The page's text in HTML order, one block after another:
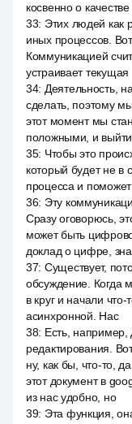
косвенно о качестве
33: Этих людей как
иных процессов.
Коммуникацией
устраивает текущая
34: Деятельность,
сделать, поэтому
этот момент мы
положными, и
35: Чтобы это
который будет не в
процесса и
36: Эту
Сразу оговорюсь,
может быть
доклад о цифре,
37: Существует,
обсуждение. Когда
в круг и начали
асинхронной. Нас
38: Есть, например,
редактирования.
ну, как бы, что-то,
этот документ в
из нас удобно, но
39: Эта функция,